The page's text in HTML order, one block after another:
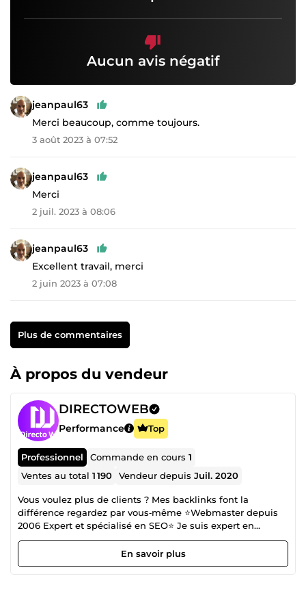
Aucun avis négatif
jeanpaul63
Merci beaucoup, comme toujours.
3 août 2023 à 07:52
jeanpaul63
Merci
2 juil. 2023 à 08:06
jeanpaul63
Excellent travail, merci
2 juin 2023 à 07:08
Plus de commentaires
À propos du vendeur
DIRECTOWEB
Performance Top
Professionnel Commande en cours1
Ventes au total1 190 Vendeur depuisJuil. 2020
Vous voulez plus de clients ? Mes backlinks font la
différence regardez par vous‑même ⭐Webmaster depuis
2006 Expert et spécialisé en SEO⭐ Je suis expert en
référencement naturel (SEO) et spécialiste du netlinking,
avec une maîtrise complète de la création de backlinks, de
l’optimisation de l’autorité de domaine, et de la visibilité
En savoir plus